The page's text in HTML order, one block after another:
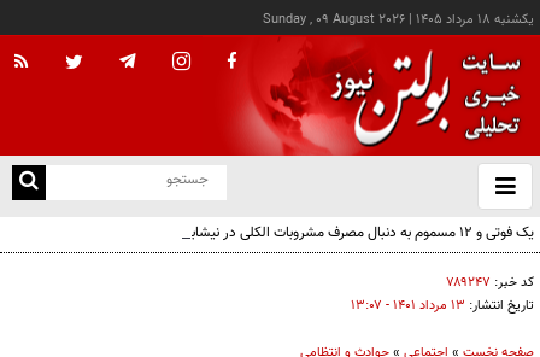
يکشنبه ۱۸ مرداد ۱۴۰۵ |
Sunday , 09 August 2026
باز
و
یک فوتی و ۱۲ مسموم به دنبال مصرف مشروبات الکلی در نیشابور
کد خبر: ۷۸۹۲۴۷
تاریخ انتشار: ۱۳ مرداد ۱۴۰۱ - ۱۳:۰۷
صفحه نخست » اجتماعی »حوادث و انتظامی